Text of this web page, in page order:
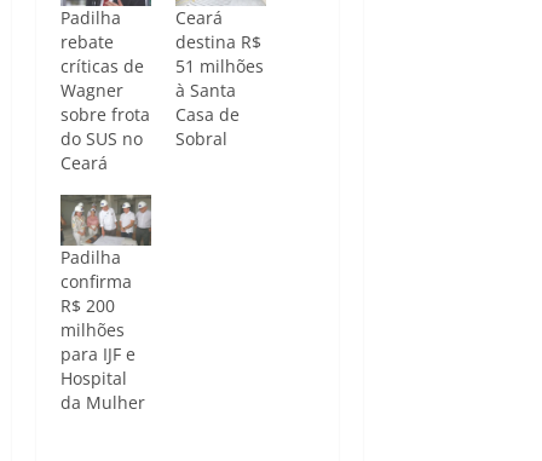
Padilha
rebate
críticas de
Wagner
sobre frota
do SUS no
Ceará
Ceará
destina R$
51 milhões
à Santa
Casa de
Sobral
Padilha
confirma
R$ 200
milhões
para IJF e
Hospital
da Mulher